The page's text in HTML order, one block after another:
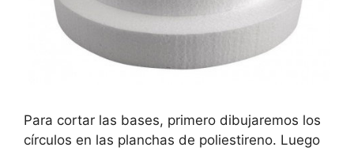
Para cortar las bases, primero dibujaremos los
círculos en las planchas de poliestireno. Luego